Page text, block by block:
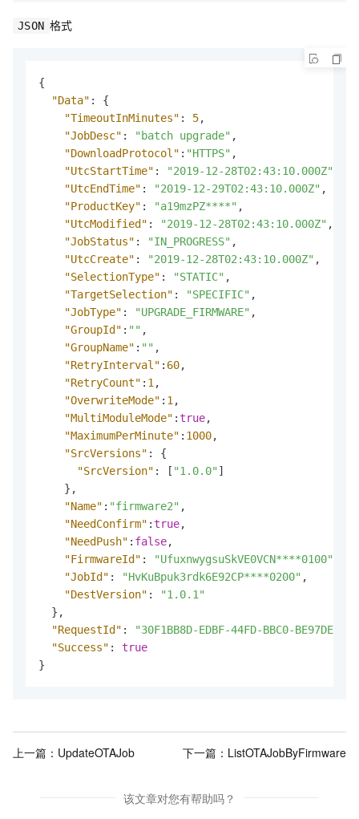
JSON 格式
{
"Data" :
{
"TimeoutInMinutes" : 5,
"JobDesc" : "batch upgrade" ,
"DownloadProtocol" : "HTTPS" ,
"UtcStartTime" : "2019-12-28T02:43:10.000Z"
"UtcEndTime" : "2019-12-29T02:43:10.000Z" ,
"ProductKey" : "a19mzPZ****" ,
"UtcModified" : "2019-12-28T02:43:10.000Z" ,
"JobStatus" : "IN_PROGRESS" ,
"UtcCreate" : "2019-12-28T02:43:10.000Z" ,
"SelectionType" : "STATIC" ,
"TargetSelection" : "SPECIFIC" ,
"JobType" : "UPGRADE_FIRMWARE" ,
"GroupId" : "" ,
"GroupName" : "" ,
"RetryInterval" : 60,
"RetryCount" : 1 ,
"OverwriteMode" : 1 ,
"MultiModuleMode" :true,
"MaximumPerMinute" : 1000,
"SrcVersions" :
{
"SrcVersion" : [ "1.0.0" ]
} ,
"Name" : "firmware2" ,
"NeedConfirm" :true,
"NeedPush" : false,
"FirmwareId" : "UfuxnwygsuSkVE0VCN****0100"
"JobId" : "HvKuBpuk3rdk6E92CP****0200" ,
"DestVersion" :
"1.0.1"
} ,
"RequestId" :
"30F1BB8D-EDBF-44FD-BBC0-
"Success" :
true
}
上一篇： UpdateOTAJob 下一篇： ListOTAJobByFirmware
该文章对您有帮助吗？